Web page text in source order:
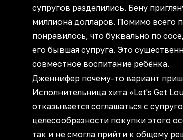
супругов разделились. Бену
миллиона долларов. Помимо всего
понравилось, что буквально по
его бывшая супруга. Это
совместное воспитание ребёнка.
Дженнифер почему-то вариант
Исполнительница хита «Let's Get
отказывается соглашаться с
целесообразности покупки этого
так и не смогла прийти к общему